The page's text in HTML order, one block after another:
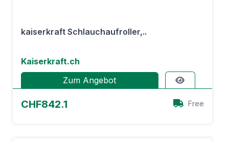
kaiserkraft Schlauchaufroller,..
Kaiserkraft.ch
Zum Angebot
CHF842.1 Free